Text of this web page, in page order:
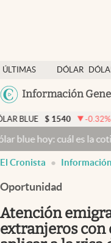
ÚLTIMAS
NOTICIAS
DÓLAR
Información
Dólar
Members
Economía y Política
Finanzas y Mercados
Mercados Online
Negocios
Columnistas
Otras secciones
-0.32 %
es la cotización del
El Cronista
Oportunidad
Atención
extranjeros con